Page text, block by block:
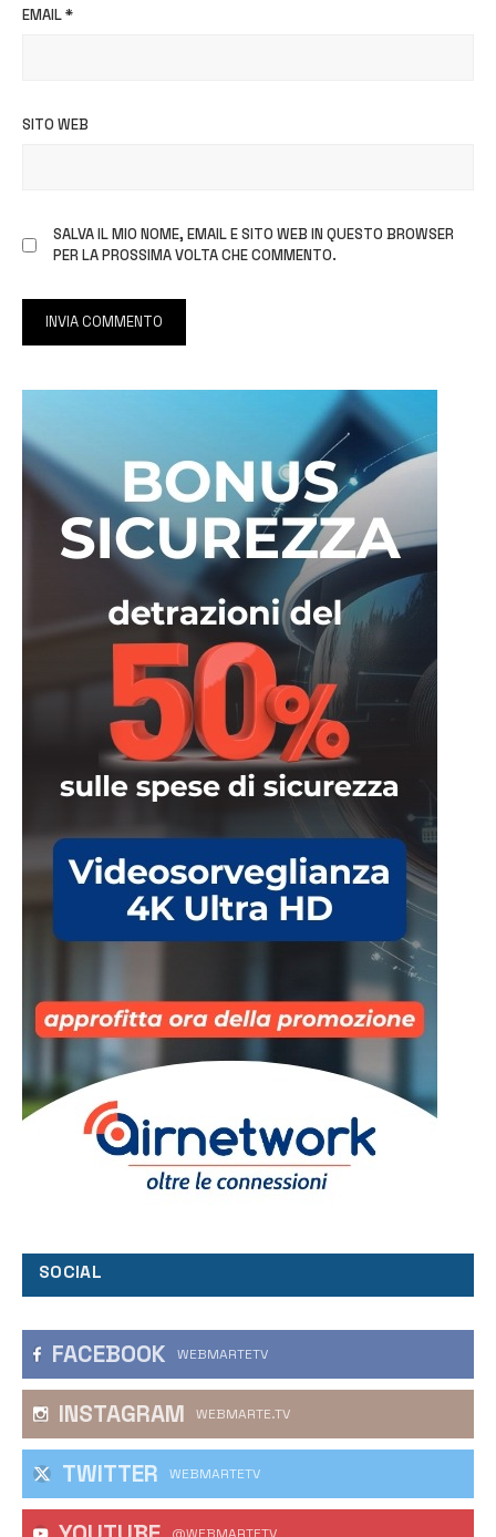
EMAIL*
SITO WEB
SALVA IL MIO NOME, EMAIL E SITO WEB IN QUESTO BROWSER
PER LA PROSSIMA VOLTA CHE COMMENTO.
SOCIAL
FACEBOOK WEBMARTETV
INSTAGRAM WEBMARTE.TV
TWITTER WEBMARTETV